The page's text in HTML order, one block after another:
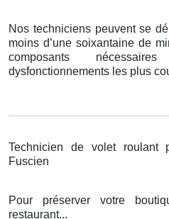
Nos techniciens peuvent se
moins d’une soixantaine de
composants
dysfonctionnements les plus
Technicien de volet roulant
Fuscien
Pour préserver votre
restaurant...